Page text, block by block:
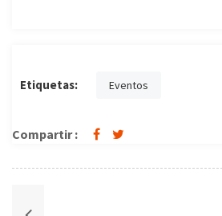
Etiquetas: Eventos
Compartir :